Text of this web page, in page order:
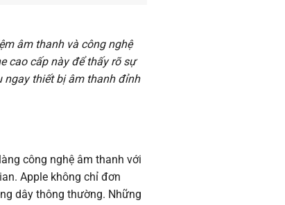
âm thanh và công nghệ
cao cấp này để thấy rõ sự
ngay thiết bị âm thanh đỉnh
công nghệ âm thanh với
Apple không chỉ đơn
dây thông thường. Những